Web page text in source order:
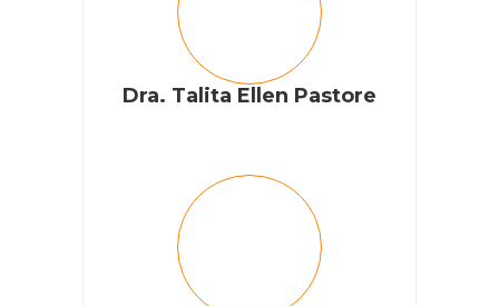
Dra. Talita Ellen Pastore